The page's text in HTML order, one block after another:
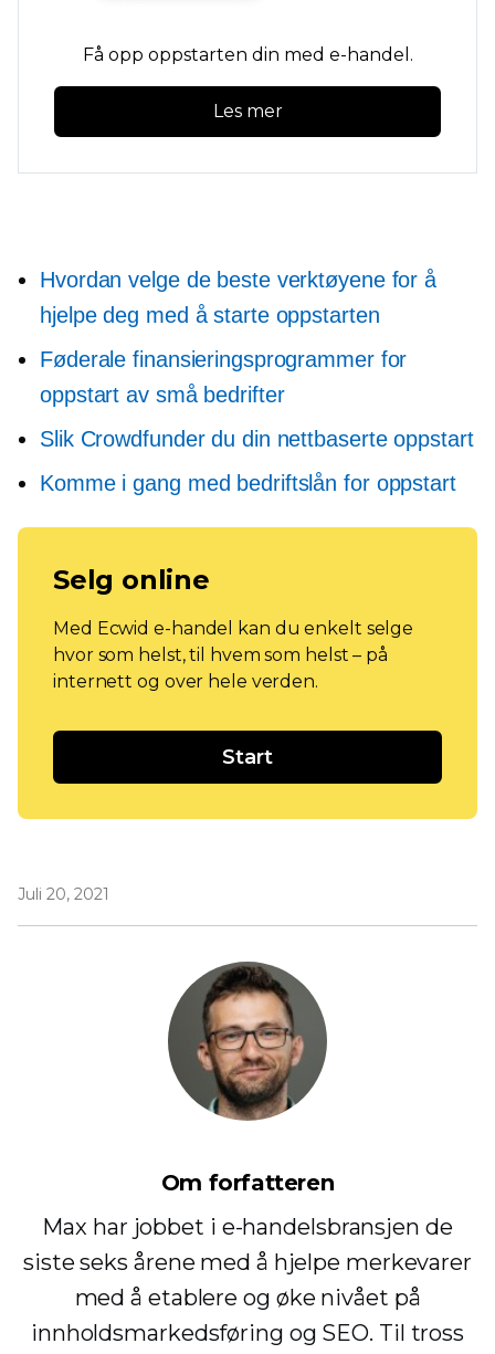
Få opp oppstarten din med e-handel.
Les mer
Hvordan velge de beste verktøyene for å
hjelpe deg med å starte oppstarten
Føderale finansieringsprogrammer for
oppstart av små bedrifter
Slik Crowdfunder du din nettbaserte oppstart
Komme i gang med bedriftslån for oppstart
Selg online
Med Ecwid e-handel kan du enkelt selge
hvor som helst, til hvem som helst – på
internett og over hele verden.
Start
Juli 20, 2021
Om forfatteren
Max har jobbet i e-handelsbransjen de
siste seks årene med å hjelpe merkevarer
med å etablere og øke nivået på
innholdsmarkedsføring og SEO. Til tross